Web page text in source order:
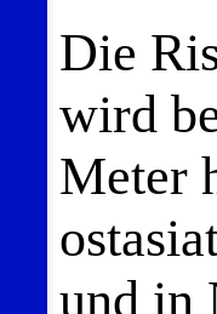
Die
wird
Meter
und in